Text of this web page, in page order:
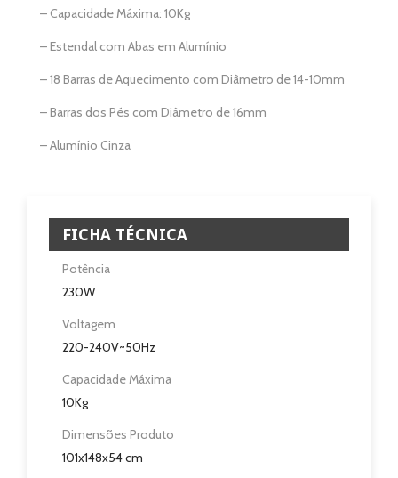
Home
Salamandra
Casa de Banho
Revendedores
– Capacidade Máxima: 10Kg
– Estendal com Abas em Alumínio
– 18 Barras de Aquecimento com Diâmetro de 14-10mm
– Barras dos Pés com Diâmetro de 16mm
– Alumínio Cinza
FICHA TÉCNICA
Potência
230W
Voltagem
220-240V~50Hz
Capacidade Máxima
10Kg
Dimensões Produto
101x148x54 cm